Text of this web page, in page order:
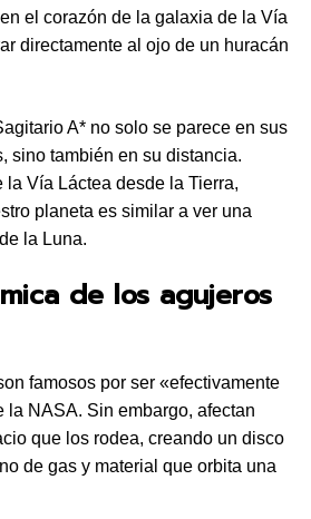
el corazón de la galaxia de la Vía
directamente al ojo de un huracán
A* no solo se parece en sus
sino también en su distancia.
Vía Láctea desde la Tierra,
planeta es similar a ver una
la Luna.
de los agujeros
famosos por ser «efectivamente
la NASA. Sin embargo, afectan
que los rodea, creando un disco
de gas y material que orbita una